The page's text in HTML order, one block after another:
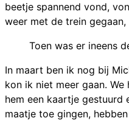
beetje spannend vond,
weer met de trein
Toen was er ineens
In maart ben ik nog bij
kon ik niet meer gaan.
hem een kaartje gestuurd
maatje toe gingen,